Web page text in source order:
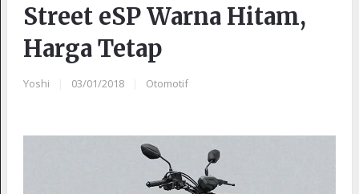
Street eSP Warna Hitam,
Harga Tetap
Yoshi 03/01/2018 Otomotif